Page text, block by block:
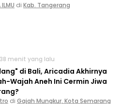
di Kab. Tangerang
38 menit yang lalu
di Bali, Aricadia Akhirnya
Wajah Aneh Ini Cermin Jiwa
di Gajah Mungkur, Kota Semarang